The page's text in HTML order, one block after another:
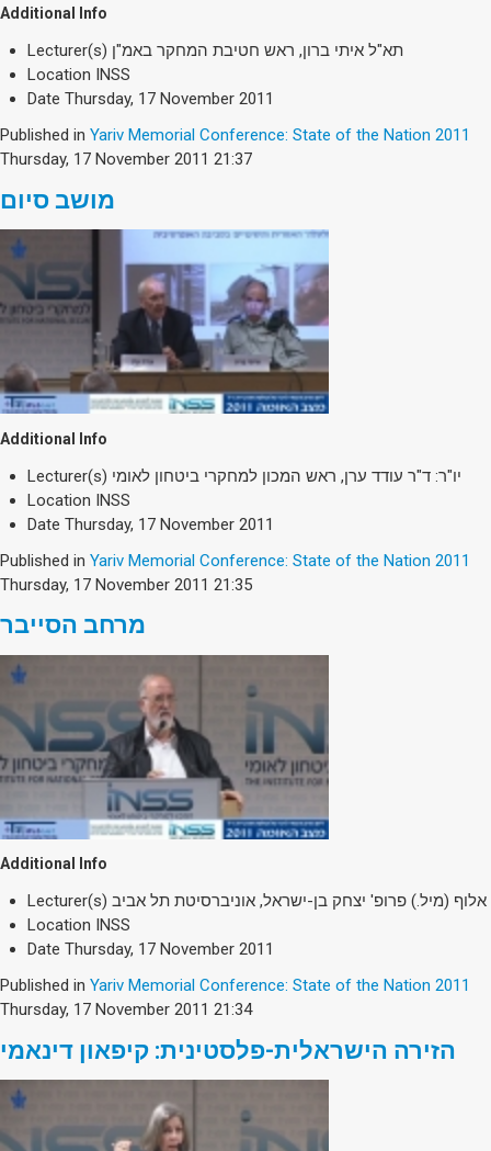
Additional Info
Lecturer(s) תא"ל איתי ברון, ראש חטיבת המחקר באמ"ן
Location INSS
Date Thursday, 17 November 2011
Published in Yariv Memorial Conference: State of the Nation 2011
Thursday, 17 November 2011 21:37
מושב סיום
Additional Info
Lecturer(s) יו"ר: ד"ר עודד ערן, ראש המכון למחקרי ביטחון לאומי
Location INSS
Date Thursday, 17 November 2011
Published in Yariv Memorial Conference: State of the Nation 2011
Thursday, 17 November 2011 21:35
מרחב הסייבר
Additional Info
Lecturer(s) אלוף (מיל.) פרופ' יצחק בן-ישראל, אוניברסיטת תל אביב
Location INSS
Date Thursday, 17 November 2011
Published in Yariv Memorial Conference: State of the Nation 2011
Thursday, 17 November 2011 21:34
הזירה הישראלית-פלסטינית: קיפאון דינאמי